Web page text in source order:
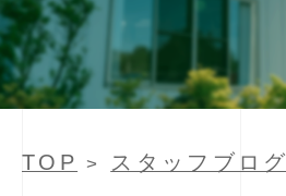
TOP > スタッフブログ